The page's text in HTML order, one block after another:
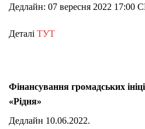
Дедлайн: 07 вересня 2022 17:00
Деталі ТУТ
Фінансування громадських
«Рідня»
Дедлайн 10.06.2022.